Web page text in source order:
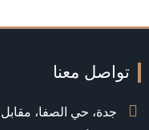
تواصل معنا
جدة، حي الصفا، مقابل